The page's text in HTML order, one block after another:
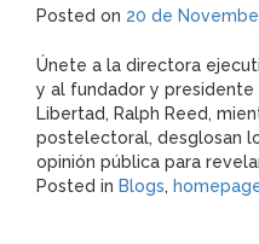
Posted on 20 de
Únete a la directora
y al fundador y presidente
Libertad, Ralph Reed,
postelectoral, desglosan
opinión pública para
Posted in Blogs,